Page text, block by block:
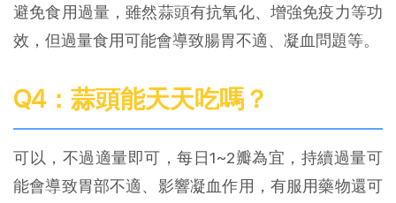
避免食用過量，雖然蒜頭有抗氧化、增強免疫力等功
效，但過量食用可能會導致腸胃不適、凝血問題等。
Q4：蒜頭能天天吃嗎？
可以，不過適量即可，每日1~2瓣為宜，持續過量可
能會導致胃部不適、影響凝血作用，有服用藥物還可